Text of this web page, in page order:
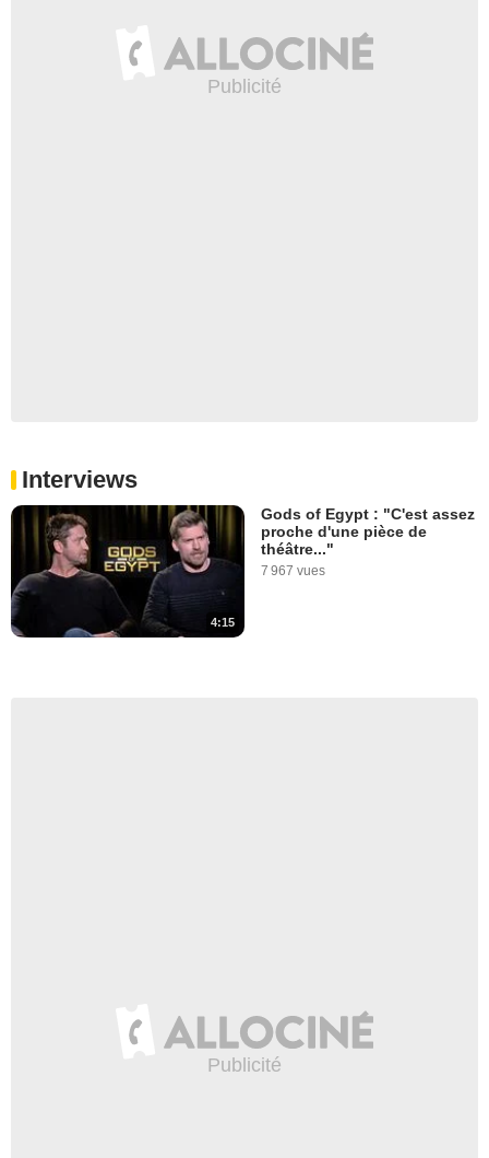
Interviews
4:15
Gods of Egypt : "C'est assez
proche d'une pièce de
théâtre..."
7 967 vues